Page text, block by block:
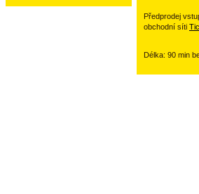
Předprodej
obchodní síti
Délka: 90 min